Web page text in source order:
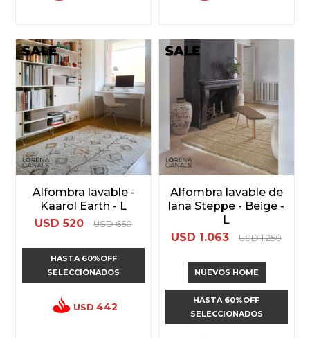
Alfombra lavable -
Kaarol Earth - L
USD 520 USD 650
HASTA 60%OFF
SELECCIONADOS
USD 442
Alfombra lavable de
lana Steppe - Beige -
L
USD 1.063 USD 1.250
NUEVOS HOME
HASTA 60%OFF
SELECCIONADOS